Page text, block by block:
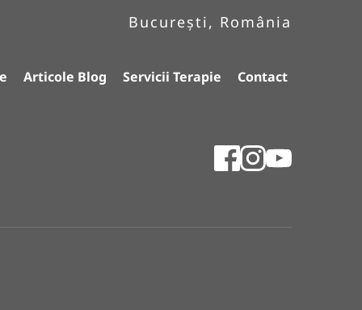
București, România
Articole Blog Servicii Terapie Contact